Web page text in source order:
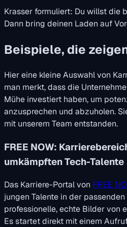
Krasser formuliert: Du willst die
Dann bring deinen Laden auf
Beispiele, die
Hier eine kleine Auswahl von
man merkt, dass die
Mühe investiert haben, um
anzusprechen und abzuholen.
mit unserem Team entstanden.
FREE NOW:
umkämpften Tech-Talente
Das Karriere-Portal von FREE
jungen Talente in der
professionelle, echte Bilder von
Es startet direkt mit einem